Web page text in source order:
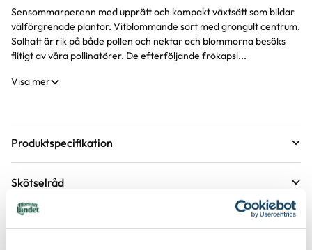
Produktinformation
Sensommarperenn med upprätt och kompakt växtsätt som bildar
välförgrenade plantor. Vitblommande sort med gröngult centrum.
Solhatt är rik på både pollen och nektar och blommorna besöks
flitigt av våra pollinatörer. De efterföljande frökapsl...
Visa mer
Produktspecifikation
Krukstorlek
Förväntad sluthöjd Höjd på trädgårdsväxter
Skötselråd
Läge
Etableringsråd - så får du en lyckad plantering och